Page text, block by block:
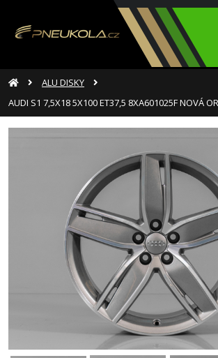
ALU DISKY
AUDI S1 7,5X18 5X100 ET37,5 8XA601025F NOVÁ